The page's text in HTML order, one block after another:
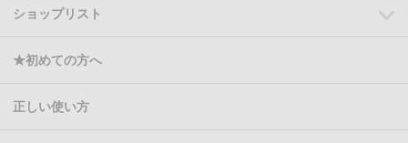
ショップリスト
★初めての方へ
正しい使い方